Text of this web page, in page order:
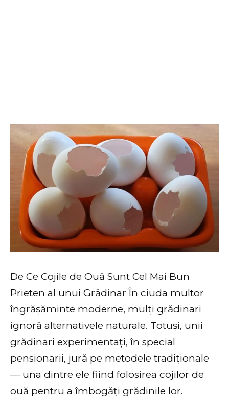
De Ce Cojile de Ouă Sunt Cel Mai Bun
Prieten al unui Grădinar În ciuda multor
îngrășăminte moderne, mulți grădinari
ignoră alternativele naturale. Totuși, unii
grădinari experimentați, în special
pensionarii, jură pe metodele tradiționale
— una dintre ele fiind folosirea cojilor de
ouă pentru a îmbogăți grădinile lor.